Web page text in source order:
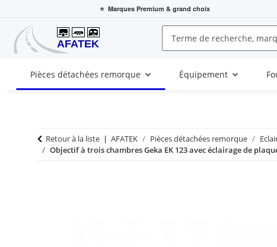
⭐ Marques Premium & grand choix
Pièces détachées remorque Équipement
Retour à la liste AFATEK Pièces détachées remorque
Objectif à trois chambres Geka EK 123 avec éclairage de